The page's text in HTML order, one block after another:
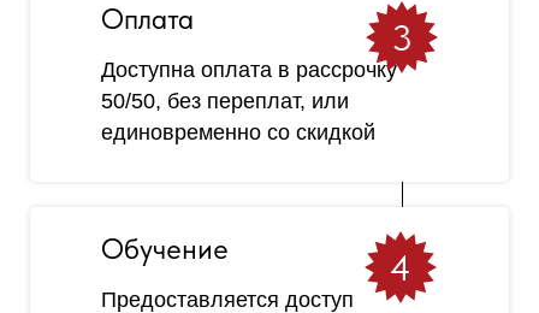
Оплата
Доступна оплата в рассрочку
50/50, без переплат, или
единовременно со скидкой
3
Обучение
Предоставляется доступ
4